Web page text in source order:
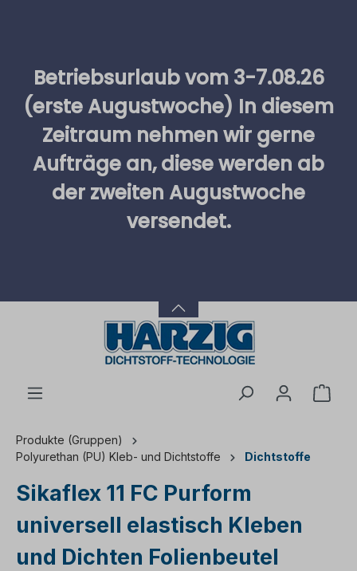
Betriebsurlaub vom 3-7.08.26
(erste Augustwoche) In diesem
Zeitraum nehmen wir gerne
Aufträge an, diese werden ab
der zweiten Augustwoche
versendet.
Produkte (Gruppen)
Polyurethan (PU) Kleb- und Dichtstoffe
Dichtstoffe
Sikaflex 11 FC Purform
universell elastisch Kleben
und Dichten Folienbeutel